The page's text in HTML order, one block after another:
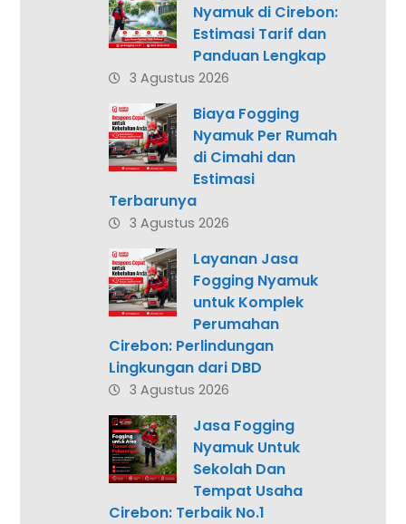
Nyamuk di Cirebon:
Estimasi Tarif dan
Panduan Lengkap
3 Agustus 2026
Biaya Fogging
Nyamuk Per Rumah
di Cimahi dan
Estimasi
Terbarunya
3 Agustus 2026
Layanan Jasa
Fogging Nyamuk
untuk Komplek
Perumahan
Cirebon: Perlindungan
Lingkungan dari DBD
3 Agustus 2026
Jasa Fogging
Nyamuk Untuk
Sekolah Dan
Tempat Usaha
Cirebon: Terbaik No.1